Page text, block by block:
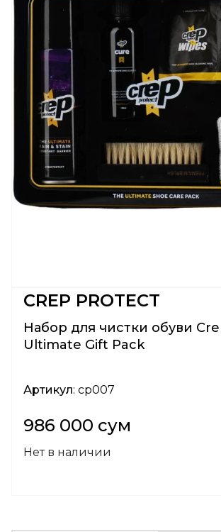
CREP PROTECT
Набор для чистки обуви
Ultimate Gift Pack
Артикул: cp007
986 000 сум
Нет в наличии